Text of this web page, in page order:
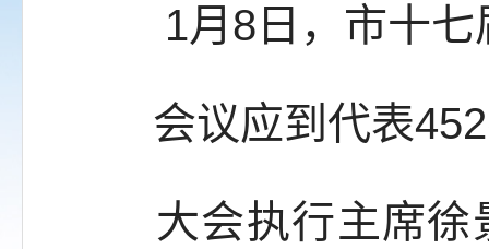
1月8日，市十七届
会议应到代表452
大会执行主席徐景